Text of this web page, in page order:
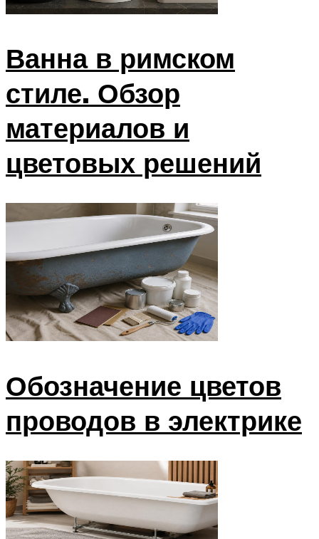
Ванна в римском
стиле. Обзор
материалов и
цветовых решений
Обозначение цветов
проводов в электрике